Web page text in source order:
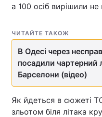
а 100 осіб вирішили не
ЧИТАЙТЕ ТАКОЖ
В Одесі через
посадили чартерний
Барселони (відео)
Як йдеться в сюжеті
зльотом біля літака